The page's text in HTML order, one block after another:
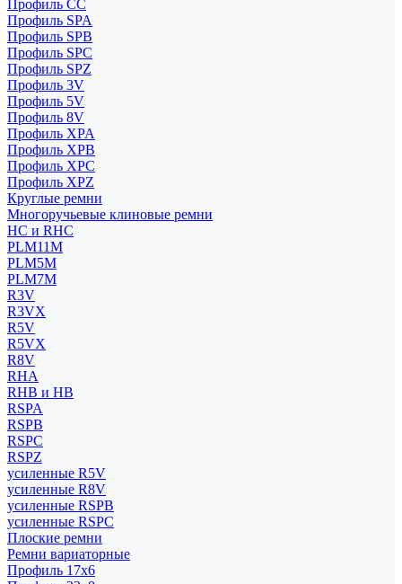
Профиль CC
Профиль SPA
Профиль SPB
Профиль SPC
Профиль SPZ
Профиль 3V
Профиль 5V
Профиль 8V
Профиль XPA
Профиль XPB
Профиль XPC
Профиль XPZ
Круглые ремни
Многоручьевые клиновые ремни
HC и RHC
PLM11M
PLM5M
PLM7M
R3V
R3VX
R5V
R5VX
R8V
RHA
RHB и HB
RSPA
RSPB
RSPC
RSPZ
усиленные R5V
усиленные R8V
усиленные RSPB
усиленные RSPC
Плоские ремни
Ремни вариаторные
Профиль 17x6